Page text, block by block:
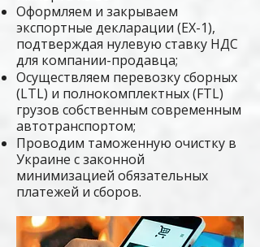
Оформляем и закрываем
экспортные декларации (EX-1),
подтверждая нулевую ставку НДС
для компании-продавца;
Осуществляем перевозку сборных
(LTL) и полнокомплектных (FTL)
грузов собственным современным
автотранспортом;
Проводим таможенную очистку в
Украине с законной
минимизацией обязательных
платежей и сборов.